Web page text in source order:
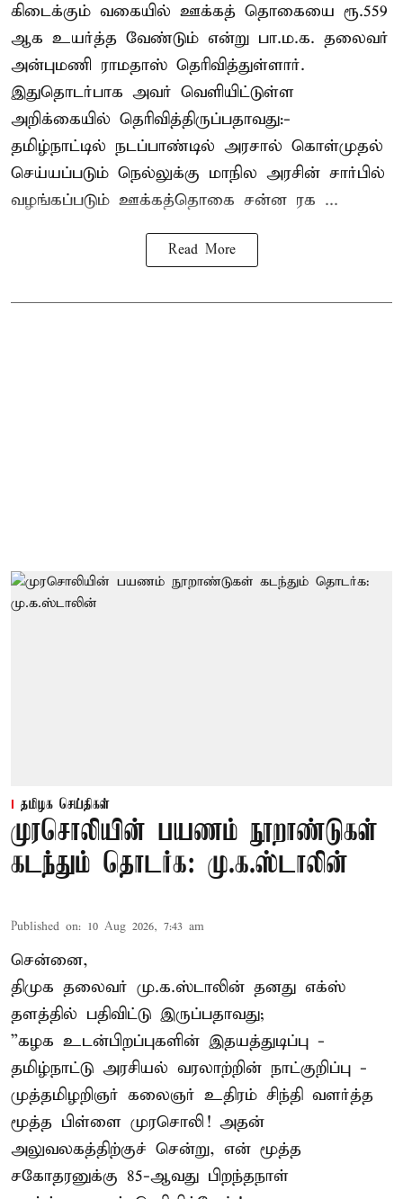
கிடைக்கும் வகையில் ஊக்கத் தொகையை ரூ.559
ஆக உயர்த்த வேண்டும் என்று பா.ம.க. தலைவர்
அன்புமணி ராமதாஸ் தெரிவித்துள்ளார்.
இதுதொடர்பாக அவர் வெளியிட்டுள்ள
அறிக்கையில் தெரிவித்திருப்பதாவது:-
தமிழ்நாட்டில் நடப்பாண்டில் அரசால் கொள்முதல்
செய்யப்படும் நெல்லுக்கு மாநில அரசின் சார்பில்
வழங்கப்படும் ஊக்கத்தொகை சன்ன ரக ...
Read More
தமிழக செய்திகள்
முரசொலியின் பயணம் நூறாண்டுகள்
கடந்தும் தொடர்க: மு.க.ஸ்டாலின்
Published on: 10 Aug 2026, 7:43 am
சென்னை,
திமுக தலைவர் மு.க.ஸ்டாலின் தனது எக்ஸ்
தளத்தில் பதிவிட்டு இருப்பதாவது;
”கழக உடன்பிறப்புகளின் இதயத்துடிப்பு -
தமிழ்நாட்டு அரசியல் வரலாற்றின் நாட்குறிப்பு -
முத்தமிழறிஞர் கலைஞர் உதிரம் சிந்தி வளர்த்த
மூத்த பிள்ளை முரசொலி! அதன்
அலுவலகத்திற்குச் சென்று, என் மூத்த
சகோதரனுக்கு 85-ஆவது பிறந்தநாள்